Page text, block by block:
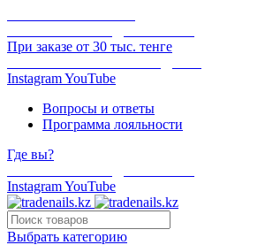
При заказе от 30 тыс. тенге
InstagramYouTube
Вопросы и ответы
Программа лояльности
Где вы?
InstagramYouTube
Выбрать категорию